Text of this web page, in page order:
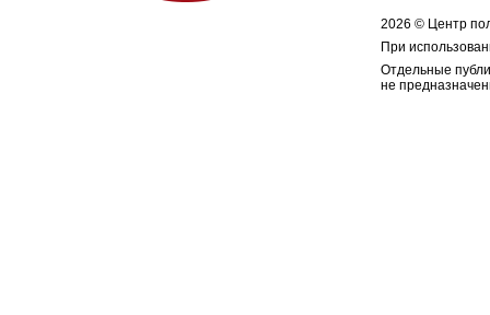
2026 © Центр
При
Отдельные
не